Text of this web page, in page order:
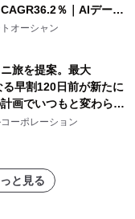
CAGR36.2％｜AIデータ
光通信需要が成長を加
オーシャン
旅を提案。最大
早割120日前が新たに
画でいつもと変わらぬ
ー夕日ヶ浦温泉「佳松
ー
ーポレーション
と見る